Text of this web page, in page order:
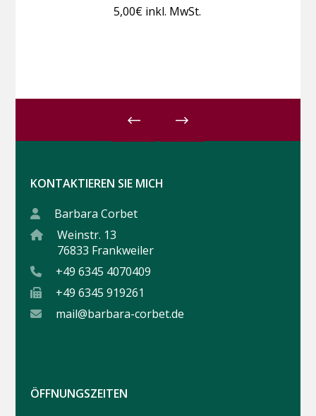
5,00€ inkl. MwSt.
KONTAKTIEREN SIE MICH
Barbara Corbet
Weinstr. 13
76833 Frankweiler
+49 6345 4070409
+49 6345 919261
mail@barbara-corbet.de
ÖFFNUNGSZEITEN